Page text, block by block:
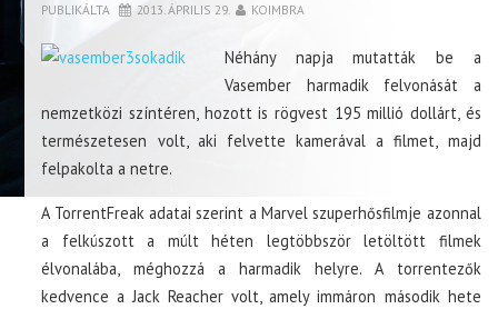
PUBLIKÁLTA 2013. ÁPRILIS 29. KOIMBRA
Néhány napja mutatták be a
Vasember harmadik felvonását a
nemzetközi színtéren, hozott is rögvest 195 millió dollárt, és
természetesen volt, aki felvette kamerával a filmet, majd
felpakolta a netre.
A TorrentFreak adatai szerint a Marvel szuperhősfilmje azonnal
a felkúszott a múlt héten legtöbbször letöltött filmek
élvonalába, méghozzá a harmadik helyre. A torrentezők
kedvence a Jack Reacher volt, amely immáron második hete